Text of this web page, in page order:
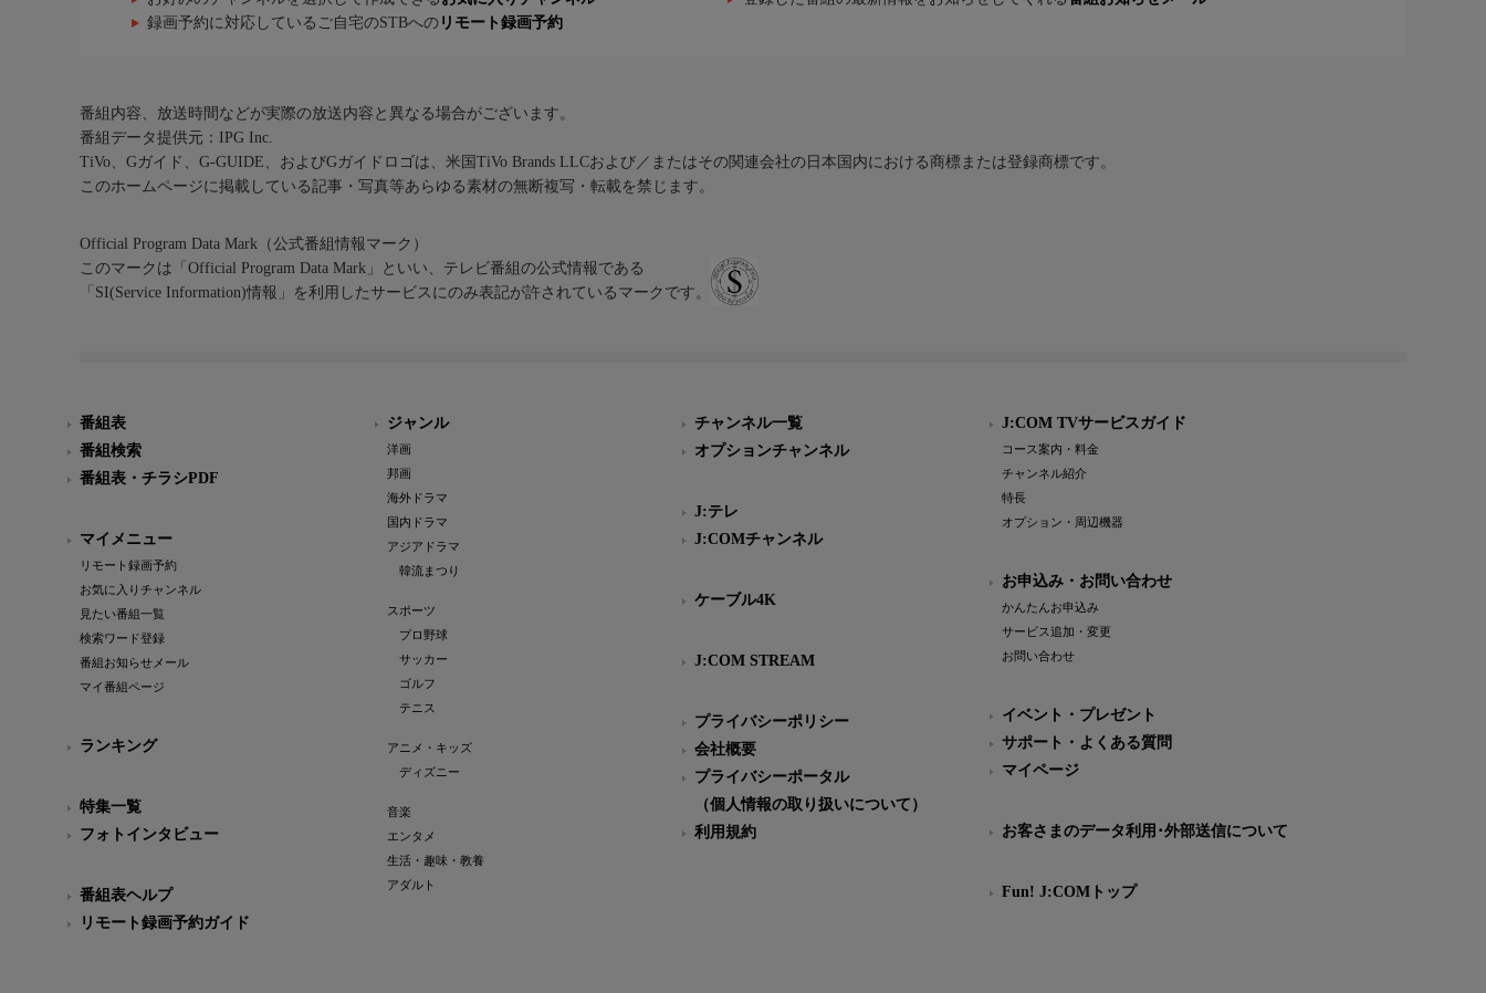
録画予約に対応しているご自宅のSTBへの リモート録画予約
番組内容、放送時間などが実際の放送内容と異なる場合がございます。
番組データ提供元：IPG Inc.
TiVo、Gガイド、G-GUIDE、およびGガイドロゴは、米国TiVo Brands LLCおよび／またはその関連会社の日本国内における商標または登録商標です。
このホームページに掲載している記事・写真等あらゆる素材の無断複写・転載を禁じます。
Official Program Data Mark（公式番組情報マーク）
このマークは「Official Program Data Mark」といい、テレビ番組の公式情報である
「SI(Service Information)情報」を利用したサービスにのみ表記が許されているマークです。
番組表
番組検索
番組表・チラシPDF
マイメニュー
リモート録画予約
お気に入りチャンネル
見たい番組一覧
検索ワード登録
番組お知らせメール
マイ番組ページ
ランキング
特集一覧
フォトインタビュー
番組表ヘルプ
リモート録画予約ガイド
ジャンル
洋画
邦画
海外ドラマ
国内ドラマ
アジアドラマ
韓流まつり
スポーツ
プロ野球
サッカー
ゴルフ
テニス
アニメ・キッズ
ディズニー
音楽
エンタメ
生活・趣味・教養
アダルト
チャンネル一覧
オプションチャンネル
J:テレ
J:COMチャンネル
ケーブル4K
J:COM STREAM
プライバシーポリシー
会社概要
プライバシーポータル
（個人情報の取り扱いについて）
利用規約
J:COM TVサービスガイド
コース案内・料金
チャンネル紹介
特長
オプション・周辺機器
お申込み・お問い合わせ
かんたんお申込み
サービス追加・変更
お問い合わせ
イベント・プレゼント
サポート・よくある質問
マイページ
お客さまのデータ利用･外部送信について
Fun! J:COMトップ